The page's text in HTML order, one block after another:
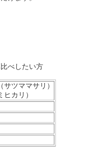
べしたい方
サツママサリ）
ヒカリ）